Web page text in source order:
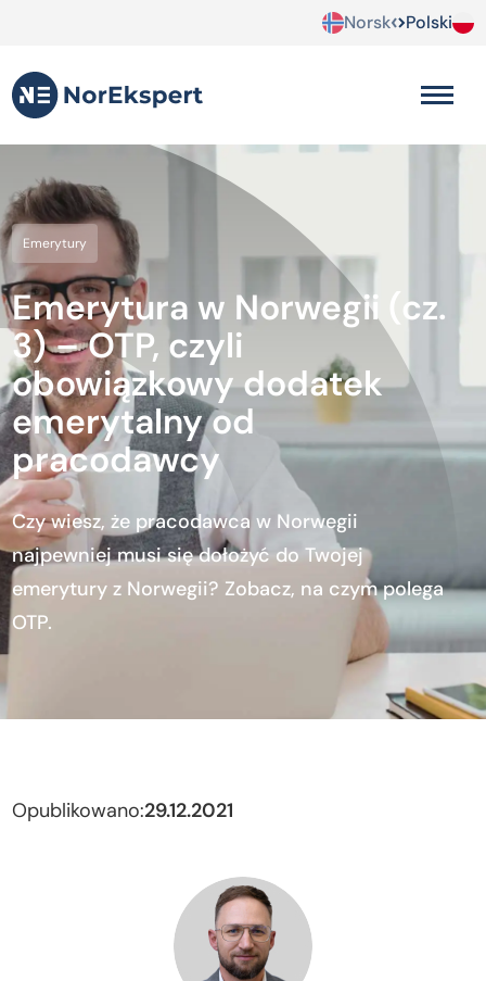
Norsk Polski
Emerytury
Emerytura w Norwegii (cz.
3) – OTP, czyli
obowiązkowy dodatek
emerytalny od
pracodawcy
Czy wiesz, że pracodawca w Norwegii
najpewniej musi się dołożyć do Twojej
emerytury z Norwegii? Zobacz, na czym polega
OTP.
Opublikowano:29.12.2021